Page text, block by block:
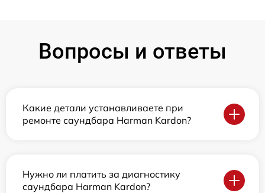
Вопросы и ответы
Какие детали устанавливаете при
ремонте саундбара Harman Kardon?
Нужно ли платить за диагностику
саундбара Harman Kardon?